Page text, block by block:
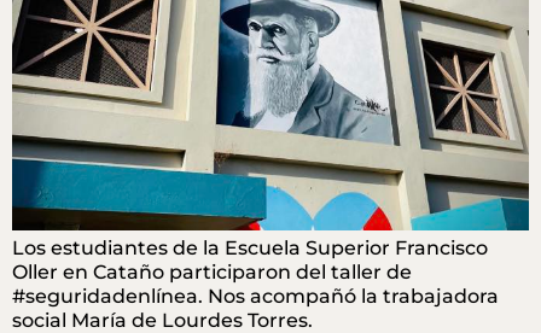
Los estudiantes de la Escuela Superior Francisco
Oller en Cataño participaron del taller de
#seguridadenlínea. Nos acompañó la trabajadora
social María de Lourdes Torres.